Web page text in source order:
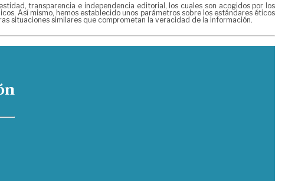
transparencia e independencia editorial, los cuales son acogidos por los
Así mismo, hemos establecido unos parámetros sobre los estándares éticos
situaciones similares que comprometan la veracidad de la información.